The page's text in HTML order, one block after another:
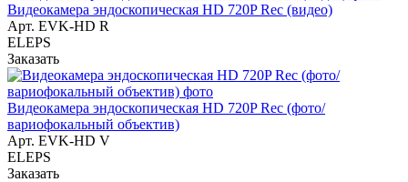
Видеокамера эндоскопическая HD 720P Rec (видео)
Арт. EVK-HD R
ELEPS
Заказать
Видеокамера эндоскопическая HD 720P Rec (фото/
вариофокальный объектив)
Арт. EVK-HD V
ELEPS
Заказать